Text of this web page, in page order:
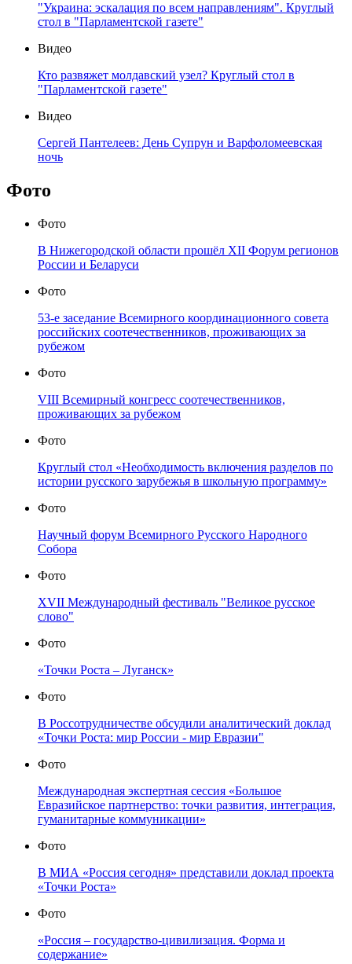
"Украина: эскалация по всем направлениям". Круглый
стол в "Парламентской газете"
Видео
Кто развяжет молдавский узел? Круглый стол в
"Парламентской газете"
Видео
Сергей Пантелеев: День Супрун и Варфоломеевская
ночь
Фото
Фото
В Нижегородской области прошёл XII Форум регионов
России и Беларуси
Фото
53-е заседание Всемирного координационного совета
российских соотечественников, проживающих за
рубежом
Фото
VIII Всемирный конгресс соотечественников,
проживающих за рубежом
Фото
Круглый стол «Необходимость включения разделов по
истории русского зарубежья в школьную программу»
Фото
Научный форум Всемирного Русского Народного
Собора
Фото
XVII Международный фестиваль "Великое русское
слово"
Фото
«Точки Роста – Луганск»
Фото
В Россотрудничестве обсудили аналитический доклад
«Точки Роста: мир России - мир Евразии"
Фото
Международная экспертная сессия «Большое
Евразийское партнерство: точки развития, интеграция,
гуманитарные коммуникации»
Фото
В МИА «Россия сегодня» представили доклад проекта
«Точки Роста»
Фото
«Россия – государство-цивилизация. Форма и
содержание»